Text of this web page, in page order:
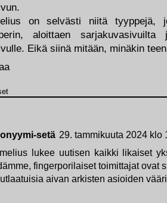
on selvästi niitä tyyppejä,
aloittaen
Eikä siinä mitään, minäkin
setä 29. tammikuuta 2024 klo
lukee uutisen kaikki likaiset
fingerporilaiset toimittajat ovat
aivan arkisten asioiden